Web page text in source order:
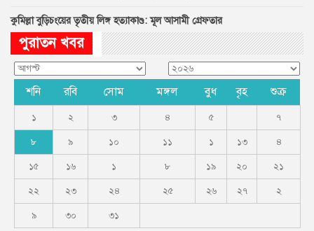
কুমিল্লা বুড়িচংয়ের তৃতীয় লিঙ্গ হত্যাকাণ্ড: মূল আসামী গ্রেফতার
পুরাতন খবর
শনি রবি সোম মঙ্গল বুধ বৃহ শুক্র
১ ২ ৩ ৪ ৫ ৭
৮ ৯ ১০ ১১ ১ ১৩ ৪
১৫ ১৬ ১ ৮ ১৯ ২০ ২১
২২ ২৩ ২৪ ২৫ ২৬ ২৭ ২
৯ ৩০ ৩১